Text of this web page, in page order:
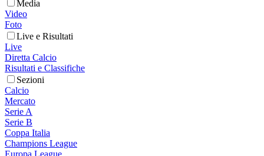
Media
Video
Foto
Live e Risultati
Live
Diretta Calcio
Risultati e Classifiche
Sezioni
Calcio
Mercato
Serie A
Serie B
Coppa Italia
Champions League